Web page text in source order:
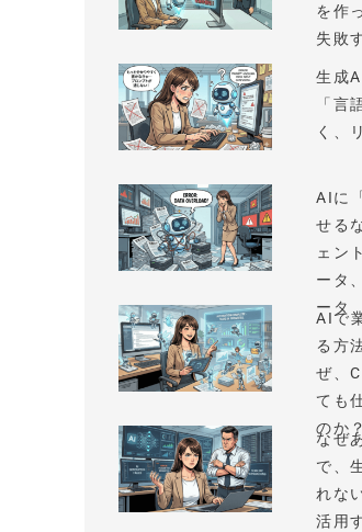
を作
失敗
生成
「言
く、
AIに
せる
ェン
ータ
ータ
AIで
る方
ぜ、
ても
のか？
なぜ
で、
れな
活用